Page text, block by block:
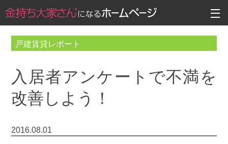
戸建賃貸レポート
入居者アンケートで不満を
改善しよう！
2016.08.01